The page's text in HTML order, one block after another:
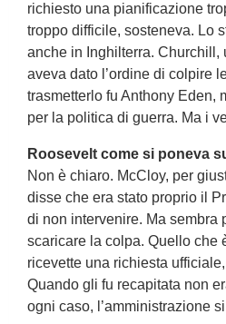
richiesto una pianificazione
troppo difficile, sosteneva. Lo
anche in Inghilterra. Churchill,
aveva dato l’ordine di colpire
trasmetterlo fu Anthony Eden,
per la politica di guerra. Ma i
Roosevelt come si poneva
Non è chiaro. McCloy, per
disse che era stato proprio il
di non intervenire. Ma sembra
scaricare la colpa. Quello che
ricevette una richiesta
Quando gli fu recapitata non
ogni caso, l’amministrazione